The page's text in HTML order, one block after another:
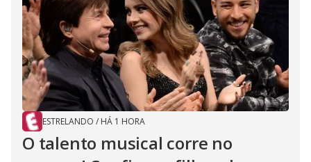
ESTRELANDO / HÁ 1 HORA
O talento musical corre no